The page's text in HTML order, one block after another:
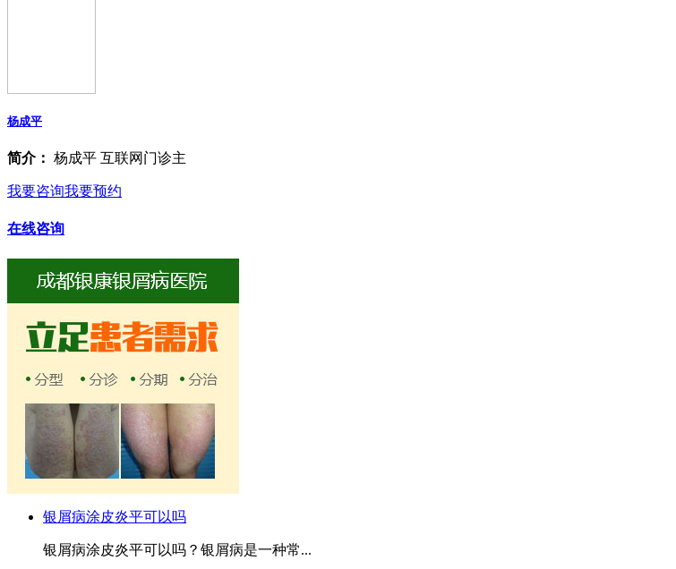
杨成平
简介： 杨成平 互联网门诊主
我要咨询我要预约
在线咨询
银屑病涂皮炎平可以吗
银屑病涂皮炎平可以吗？银屑病是一种常...